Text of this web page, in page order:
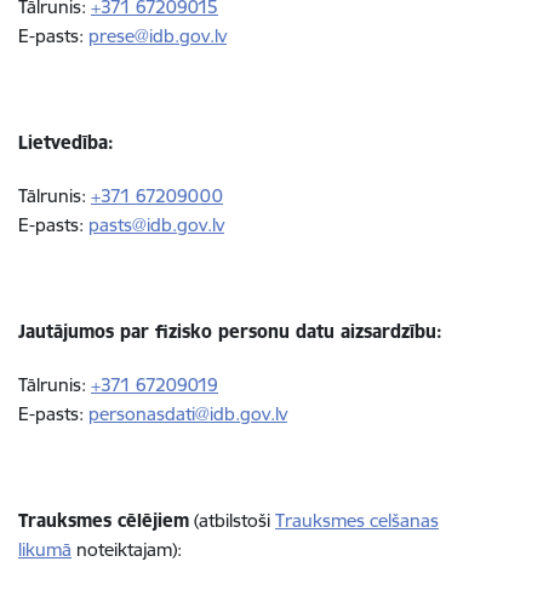
Tālrunis: +371 67209015
E-pasts: prese@idb.gov.lv
Lietvedība:
Tālrunis: +371 67209000
E-pasts: pasts@idb.gov.lv
Jautājumos par fizisko personu datu aizsardzību:
Tālrunis: +371 67209019
E-pasts: personasdati@idb.gov.lv
Trauksmes cēlējiem (atbilstoši Trauksmes celšanas
likumā noteiktajam):